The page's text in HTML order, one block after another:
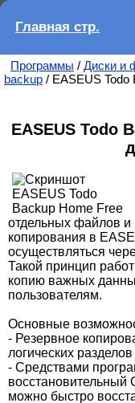
Главная стр.
Программы / Диски и
backup / EASEUS Todo
EASEUS Todo
отдельных файлов и
копирования в
осуществляться
Такой принцип
копию важных
пользователям.
Основные
- Резервное
логических
- Средствами
восстановительный
можно быстро